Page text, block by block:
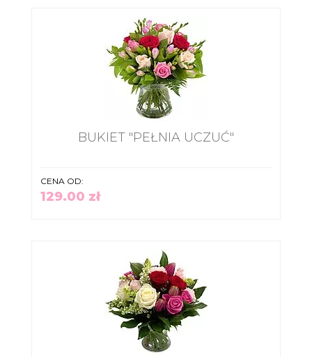
BUKIET "PEŁNIA UCZUĆ"
CENA OD:
129.00 zł